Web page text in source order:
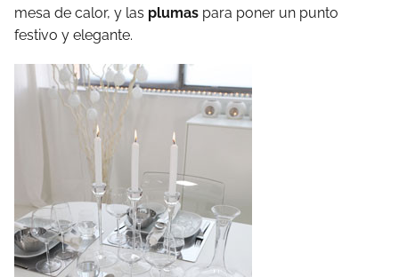
mesa de calor, y las plumas para poner un punto
festivo y elegante.